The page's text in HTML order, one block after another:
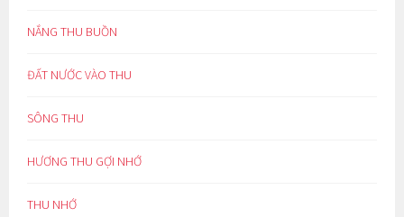
NẮNG THU BUỒN
ĐẤT NƯỚC VÀO THU
SÔNG THU
HƯƠNG THU GỢI NHỚ
THU NHỚ